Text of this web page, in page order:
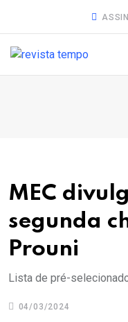
MEC
segunda
Prouni
Lista de pré-
04/03/2024